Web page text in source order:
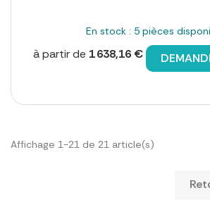
En stock : 5 pièces
à partir de 1 638,16 €
Affichage 1-21 de 21 article(s)